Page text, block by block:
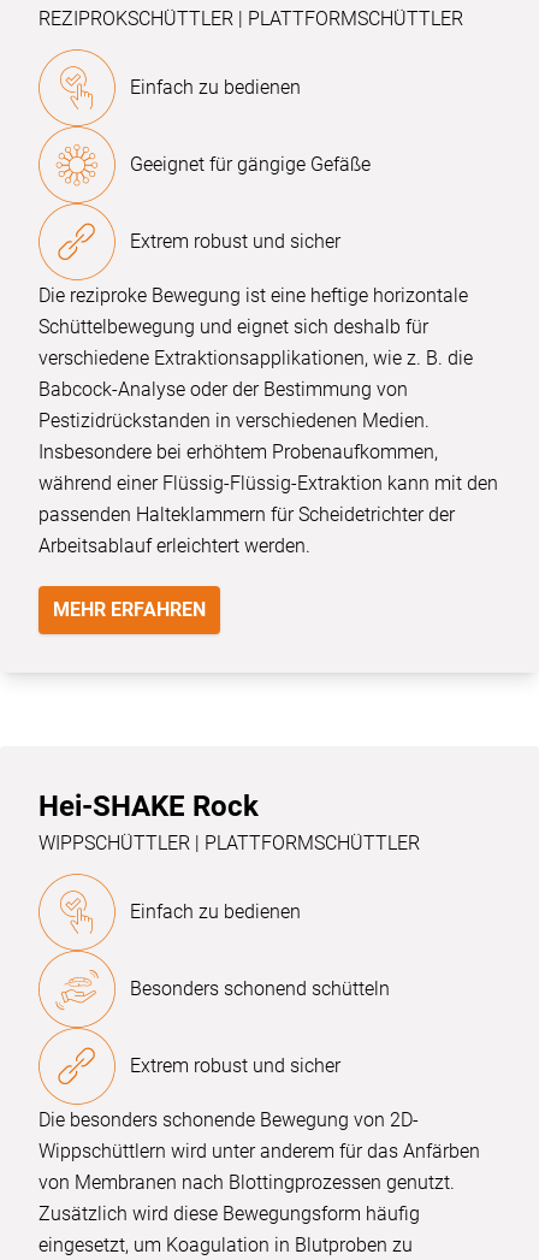
REZIPROKSCHÜTTLER | PLATTFORMSCHÜTTLER
Einfach zu bedienen
Geeignet für gängige Gefäße
Extrem robust und sicher
Die reziproke Bewegung ist eine heftige horizontale
Schüttelbewegung und eignet sich deshalb für
verschiedene Extraktionsapplikationen, wie z. B. die
Babcock-Analyse oder der Bestimmung von
Pestizidrückstanden in verschiedenen Medien.
Insbesondere bei erhöhtem Probenaufkommen,
während einer Flüssig-Flüssig-Extraktion kann mit den
passenden Halteklammern für Scheidetrichter der
Arbeitsablauf erleichtert werden.
MEHR ERFAHREN
Hei-SHAKE Rock
WIPPSCHÜTTLER | PLATTFORMSCHÜTTLER
Einfach zu bedienen
Besonders schonend schütteln
Extrem robust und sicher
Die besonders schonende Bewegung von 2D-
Wippschüttlern wird unter anderem für das Anfärben
von Membranen nach Blottingprozessen genutzt.
Zusätzlich wird diese Bewegungsform häufig
eingesetzt, um Koagulation in Blutproben zu